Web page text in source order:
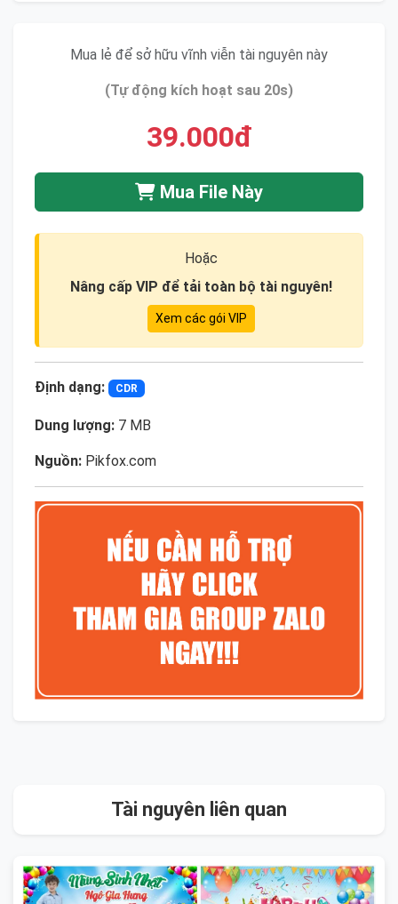
Mua lẻ để sở hữu vĩnh viễn tài nguyên này
(Tự động kích hoạt sau 20s)
39.000đ
Mua File Này
Hoặc
Nâng cấp VIP để tải toàn bộ tài nguyên!
Xem các gói VIP
Định dạng: CDR
Dung lượng: 7 MB
Nguồn: Pikfox.com
Tài nguyên liên quan